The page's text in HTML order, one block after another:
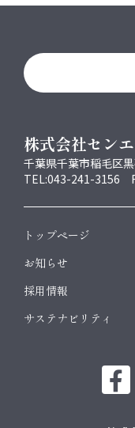
株式会社セン
千葉県千葉市稲毛区
TEL:043-241-3156
トップページ
お知らせ
採用情報
サステナビリティ